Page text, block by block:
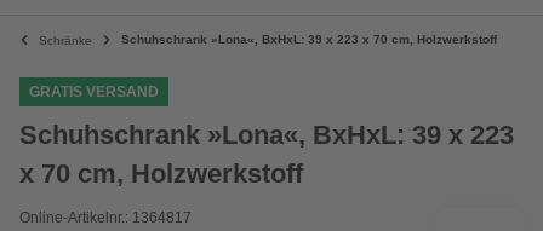
Schränke Schuhschrank »Lona«, BxHxL: 39 x 223 x 70 cm, Holzwerkstoff
GRATIS VERSAND
Schuhschrank »Lona«, BxHxL: 39 x 223
x 70 cm, Holzwerkstoff
Online-Artikelnr.: 1364817